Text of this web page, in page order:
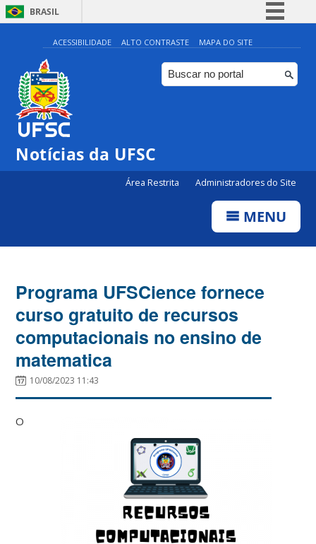
BRASIL
Simplifique!
Comunica BR
Participe
ACESSIBILIDADE ALTO CONTRASTE MAPA DO SITE
Notícias da UFSC
Área Restrita Administradores do Site
MENU
Programa UFSCience fornece
curso gratuito de recursos
computacionais no ensino de
matematica
10/08/2023 11:43
O